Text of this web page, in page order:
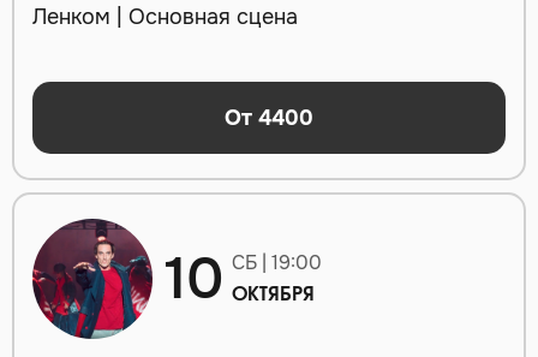
Ленком | Основная сцена
От 4400
10 СБ | 19:00
ОКТЯБРЯ